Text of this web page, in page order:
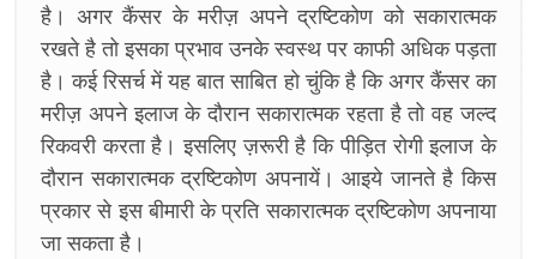
है। अगर कैंसर के मरीज़ अपने द्रष्टिकोण को सकारात्मक
रखते है तो इसका प्रभाव उनके स्वस्थ पर काफी अधिक पड़ता
है। कई रिसर्च में यह बात साबित हो चुंकि है कि अगर कैंसर का
मरीज़ अपने इलाज के दौरान सकारात्मक रहता है तो वह जल्द
रिकवरी करता है। इसलिए ज़रूरी है कि पीड़ित रोगी इलाज के
दौरान सकारात्मक द्रष्टिकोण अपनायें। आइये जानते है किस
प्रकार से इस बीमारी के प्रति सकारात्मक द्रष्टिकोण अपनाया
जा सकता है।